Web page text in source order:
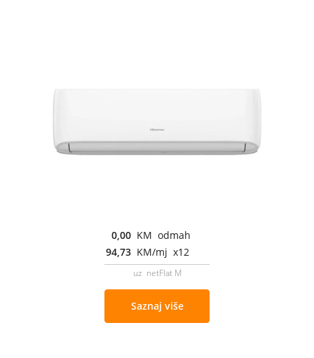
0,00 KM odmah
94,73 KM/mj x12
uz netFlat M
Saznaj više